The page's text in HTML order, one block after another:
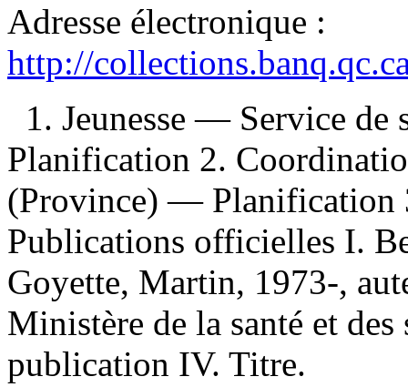
Adresse électronique :
http://
1. Jeunesse — Service
Planification 2.
(Province) — Planification
Publications officielles I.
Goyette, Martin, 1973-,
Ministère de la santé et
publication IV. Titre.